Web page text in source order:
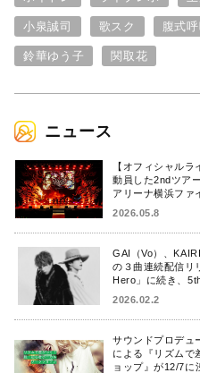
小泉誠司 歌スク 腹式呼
鈴華ゆう子 関取花
ニュース
【オフィシャル
動員した2ndツア
アリーナ横浜ファ
2026.05.8
GAI（Vo）、
の３曲連続配信リ
Hero」に続き、
2026.02.2
サウンドプロデュ
による『リズムで
ョップ』が12/7に